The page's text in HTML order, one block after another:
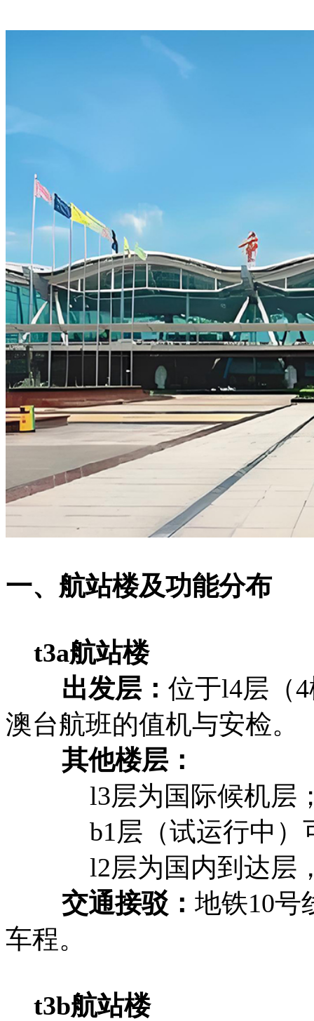
一、航站楼及功能分布
‌t3a航站楼‌
‌出发层‌： 位于l4层（
澳台航班的值机与安检。
‌其他楼层‌：
l3层为国际候机层
b1层（试运行中）可
l2层为国内到达层，
‌交通接驳‌： 地铁10号
车程。
‌t3b航站楼‌